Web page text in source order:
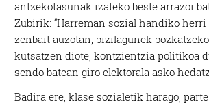
antzekotasunak izateko beste arrazoi
Zubirik: “Harreman sozial handiko
zenbait auzotan, bizilagunek
kutsatzen diote, kontzientzia politikoa
sendo batean giro elektorala asko
Badira ere, klase sozialetik harago,